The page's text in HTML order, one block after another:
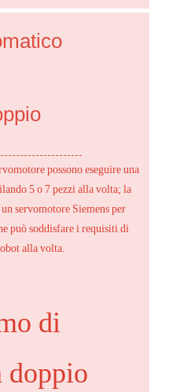
possono eseguire una
5 o 7 pezzi alla volta; la
servomotore Siemens per
può soddisfare i requisiti di
alla volta.
di
doppio